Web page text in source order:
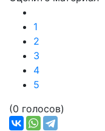
1
2
3
4
5
(0 голосов)